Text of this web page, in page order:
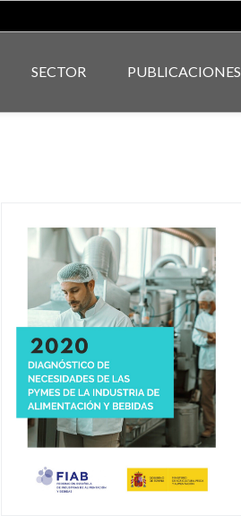
SECTOR PUBLICACIONES